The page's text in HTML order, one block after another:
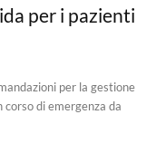
per i pazienti
per la gestione
di emergenza da